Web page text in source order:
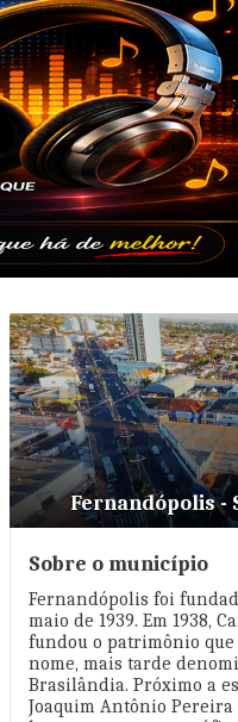
Fernandópolis -
Sobre o município
Fernandópolis foi
maio de 1939. Em 1938,
fundou o patrimônio que
nome, mais tarde
Brasilândia. Próximo a
Joaquim Antônio